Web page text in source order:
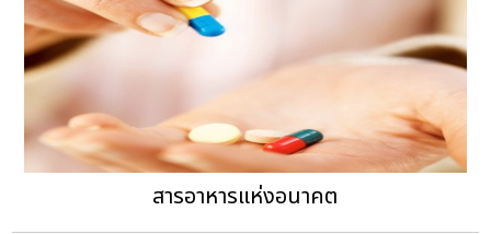
สารอาหารแห่งอนาคต